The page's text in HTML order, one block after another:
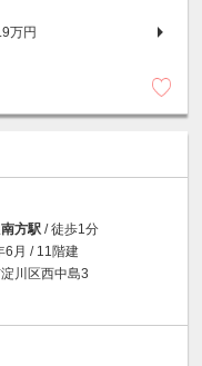
万円
南方駅 / 徒歩1分
6月 / 11階建
川区西中島3